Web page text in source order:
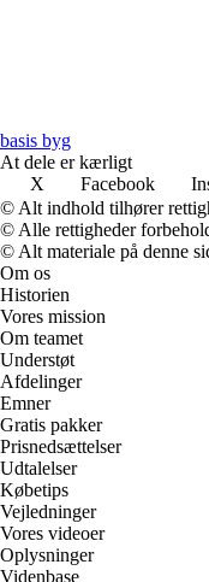
basis byg
At dele er kærligt
X
Facebook
© Alt indhold tilhører
© Alle rettigheder
© Alt materiale på denne
Om os
Historien
Vores mission
Om teamet
Understøt
Afdelinger
Emner
Gratis pakker
Prisnedsættelser
Udtalelser
Købetips
Vejledninger
Vores videoer
Oplysninger
Videnbase